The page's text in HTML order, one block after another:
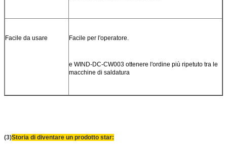
Facile da usare Facile per l'operatore.
e WIND-DC-CW003 ottenere l'ordine più ripetuto tra le
macchine di saldatura
(3)Storia di diventare un prodotto star: